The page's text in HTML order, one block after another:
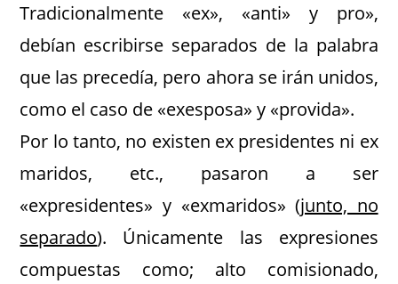
Tradicionalmente «ex», «anti» y pro»,
debían escribirse separados de la palabra
que las precedía, pero ahora se irán unidos,
como el caso de «exesposa» y «provida».
Por lo tanto, no existen ex presidentes ni ex
maridos, etc., pasaron a ser
«expresidentes» y «exmaridos» (junto, no
separado). Únicamente las expresiones
compuestas como; alto comisionado,